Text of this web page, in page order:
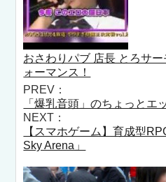
おさわりパブ 店長 とろサ
ォーマンス！
PREV：
「爆乳音頭」のちょっとエ
NEXT：
【スマホゲーム】育成型
Sky Arena」